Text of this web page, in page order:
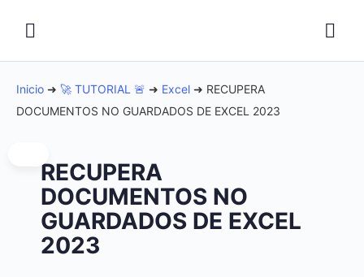
Inicio ➜ 🚀 TUTORIAL 🚨 ➜ Excel ➜ RECUPERA
DOCUMENTOS NO GUARDADOS DE EXCEL 2023
RECUPERA
DOCUMENTOS NO
GUARDADOS DE EXCEL
2023